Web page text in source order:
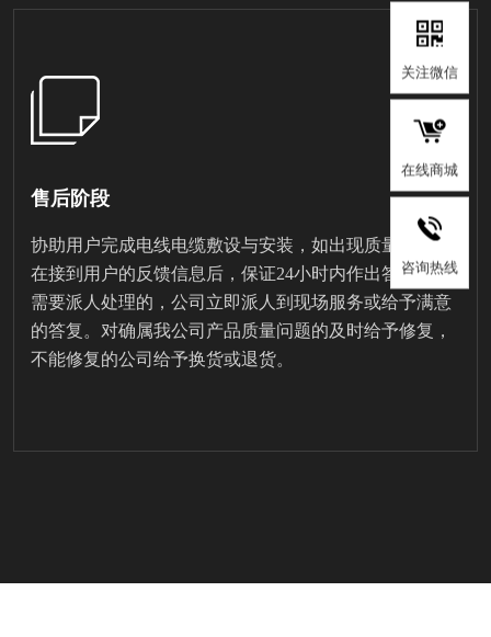
售后阶段
协助用户完成电线电缆敷设与安装，如出现质量问题，
在接到用户的反馈信息后，保证24小时内作出答复，对
需要派人处理的，公司立即派人到现场服务或给予满意
的答复。对确属我公司产品质量问题的及时给予修复，
不能修复的公司给予换货或退货。
关注微信
在线商城
咨询热线